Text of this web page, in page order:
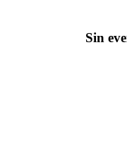
Sin